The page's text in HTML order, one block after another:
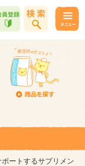
ートするサプリメン